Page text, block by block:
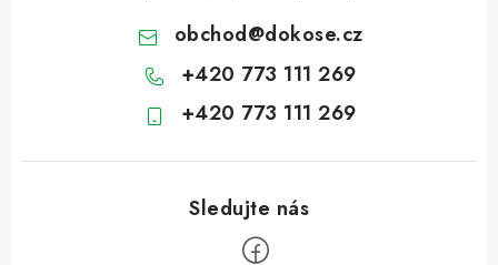
obchod@dokose.cz
+420 773 111 269
+420 773 111 269